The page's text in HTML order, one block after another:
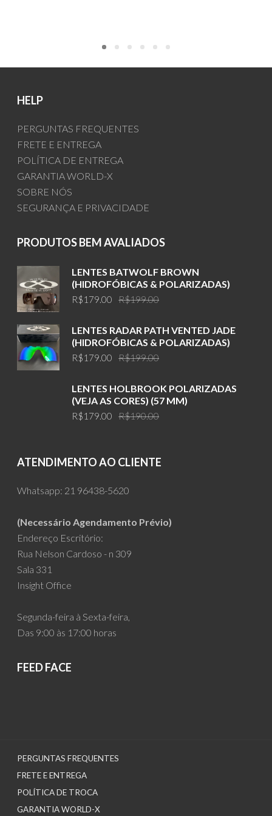
HELP
PERGUNTAS FREQUENTES
FRETE E ENTREGA
POLÍTICA DE ENTREGA
GARANTIA WORLD-X
SOBRE NÓS
SEGURANÇA E PRIVACIDADE
PRODUTOS BEM AVALIADOS
LENTES BATWOLF BROWN
(HIDROFÓBICAS & POLARIZADAS)
R$199.00
was:
R$199.00.
R$179.00
is:
R$179.00.
LENTES RADAR PATH VENTED JADE
(HIDROFÓBICAS & POLARIZADAS)
R$199.00
was:
R$199.00.
R$179.00
is:
R$179.00.
LENTES HOLBROOK POLARIZADAS
(VEJA AS CORES) (57 MM)
R$190.00
R$190.00.
R$179.00
R$179.00.
ATENDIMENTO AO CLIENTE
Whatsapp: 21 96438-5620
(Necessário Agendamento Prévio)
Endereço Escritório:
Rua Nelson Cardoso - n 309
Sala 331
Insight Office
Segunda-feira à Sexta-feira,
Das 9:00 às 17:00 horas
FEED FACE
PERGUNTAS FREQUENTES
FRETE E ENTREGA
POLÍTICA DE TROCA
GARANTIA WORLD-X